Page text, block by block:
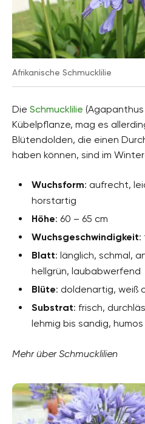
Afrikanische Schmucklilie
Die Schmucklilie
Kübelpflanze, mag es
Blütendolden, die einen
haben können, sind im
Wuchsform: aufrecht,
horstartig
Höhe: 60 – 65 cm
Wuchsgeschwindigkeit:
Blatt: länglich, schmal,
hellgrün, laubabwerfend
Blüte: doldenartig, weiß
Substrat: frisch,
lehmig bis sandig, humos
Mehr über Schmucklilien